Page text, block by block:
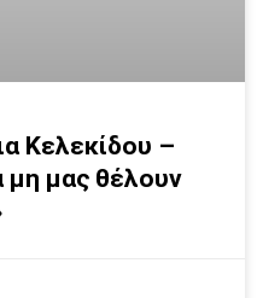
Κελεκίδου –
μη μας θέλουν